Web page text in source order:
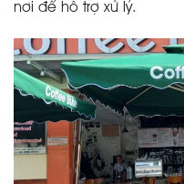
nơi để hỗ trợ xử lý.